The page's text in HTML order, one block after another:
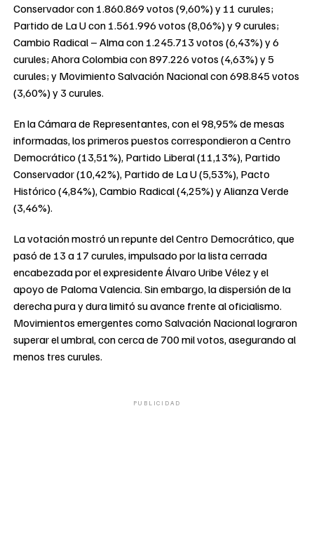
Conservador con 1.860.869 votos (9,60%) y 11 curules;
Partido de La U con 1.561.996 votos (8,06%) y 9 curules;
Cambio Radical – Alma con 1.245.713 votos (6,43%) y 6
curules; Ahora Colombia con 897.226 votos (4,63%) y 5
curules; y Movimiento Salvación Nacional con 698.845 votos
(3,60%) y 3 curules.
En la Cámara de Representantes, con el 98,95% de mesas
informadas, los primeros puestos correspondieron a Centro
Democrático (13,51%), Partido Liberal (11,13%), Partido
Conservador (10,42%), Partido de La U (5,53%), Pacto
Histórico (4,84%), Cambio Radical (4,25%) y Alianza Verde
(3,46%).
La votación mostró un repunte del Centro Democrático, que
pasó de 13 a 17 curules, impulsado por la lista cerrada
encabezada por el expresidente Álvaro Uribe Vélez y el
apoyo de Paloma Valencia. Sin embargo, la dispersión de la
derecha pura y dura limitó su avance frente al oficialismo.
Movimientos emergentes como Salvación Nacional lograron
superar el umbral, con cerca de 700 mil votos, asegurando al
menos tres curules.
PUBLICIDAD